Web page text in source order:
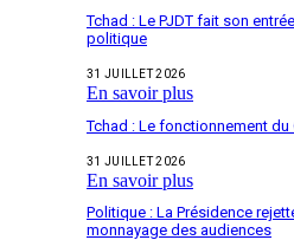
Tchad : Le PJDT fait son
politique
31 JUILLET 2026
En savoir plus
Tchad : Le fonctionnement du
31 JUILLET 2026
En savoir plus
Politique : La Présidence
monnayage des audiences